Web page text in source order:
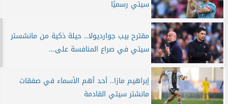
سيتي رسميًا
مقترح بيب جوارديولا.. حيلة ذكية من مانشستر
سيتي في صراع المنافسة على...
إبراهيم مازا.. أحد أهم الأسماء في صفقات
مانشتر سيتي القادمة